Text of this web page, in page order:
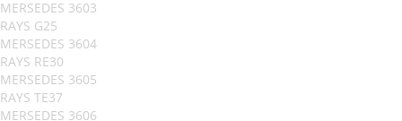
MERSEDES 3603
RAYS G25
MERSEDES 3604
RAYS RE30
MERSEDES 3605
RAYS TE37
MERSEDES 3606